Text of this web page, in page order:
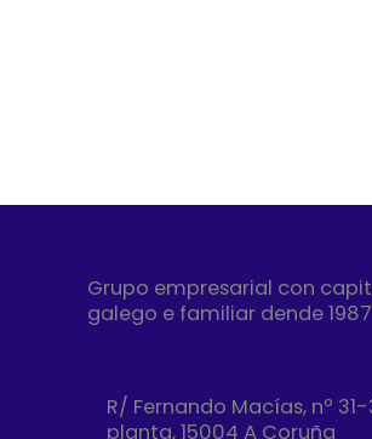
Grupo empresarial con
galego e familiar dende 1987
R/ Fernando Macías, nº 31-
planta, 15004 A Coruña